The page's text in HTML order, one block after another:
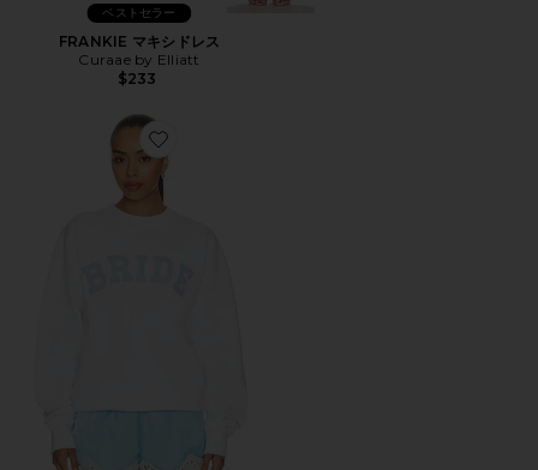
ベストセラー
FRANKIE マキシドレス
Curaae by Elliatt
$233
Favorite BRIDE スウェットシャツ